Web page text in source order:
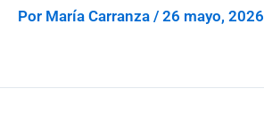
Por María Carranza / 26 mayo, 2026